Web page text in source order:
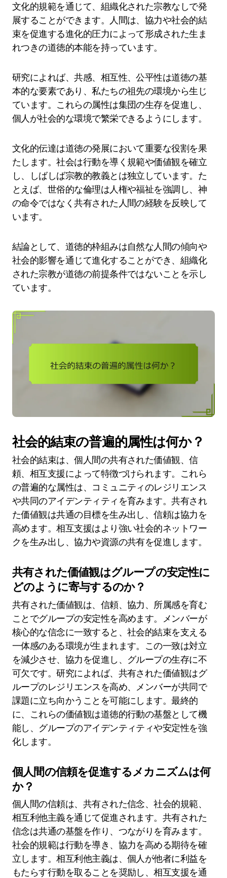
文化的規範を通じて、組織化された宗教なしで発
展することができます。人間は、協力や社会的結
束を促進する進化的圧力によって形成された生ま
れつきの道徳的本能を持っています。
研究によれば、共感、相互性、公平性は道徳の基
本的な要素であり、私たちの祖先の環境から生じ
ています。これらの属性は集団の生存を促進し、
個人が社会的な環境で繁栄できるようにします。
文化的伝達は道徳の発展において重要な役割を果
たします。社会は行動を導く規範や価値観を確立
し、しばしば宗教的教義とは独立しています。た
とえば、世俗的な倫理は人権や福祉を強調し、神
の命令ではなく共有された人間の経験を反映して
います。
結論として、道徳的枠組みは自然な人間の傾向や
社会的影響を通じて進化することができ、組織化
された宗教が道徳の前提条件ではないことを示し
ています。
社会的結束の普遍的属性は何か？
社会的結束は、個人間の共有された価値観、信
頼、相互支援によって特徴づけられます。これら
の普遍的な属性は、コミュニティのレジリエンス
や共同のアイデンティティを育みます。共有され
た価値観は共通の目標を生み出し、信頼は協力を
高めます。相互支援はより強い社会的ネットワー
クを生み出し、協力や資源の共有を促進します。
共有された価値観はグループの安定性に
どのように寄与するのか？
共有された価値観は、信頼、協力、所属感を育む
ことでグループの安定性を高めます。メンバーが
核心的な信念に一致すると、社会的結束を支える
一体感のある環境が生まれます。この一致は対立
を減少させ、協力を促進し、グループの生存に不
可欠です。研究によれば、共有された価値観はグ
ループのレジリエンスを高め、メンバーが共同で
課題に立ち向かうことを可能にします。最終的
に、これらの価値観は道徳的行動の基盤として機
能し、グループのアイデンティティや安定性を強
化します。
個人間の信頼を促進するメカニズムは何
か？
個人間の信頼は、共有された信念、社会的規範、
相互利他主義を通じて促進されます。共有された
信念は共通の基盤を作り、つながりを育みます。
社会的規範は行動を導き、協力を高める期待を確
立します。相互利他主義は、個人が他者に利益を
もたらす行動を取ることを奨励し、相互支援を通